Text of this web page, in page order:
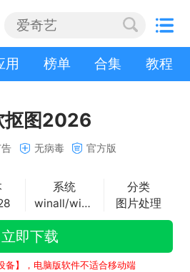
用 榜单 合集 教程
抠图2026
无病毒 官方版
系统
winall/win7/win10/win11
分类
图片处理
立即下载
备】，电脑版软件不适合移动端